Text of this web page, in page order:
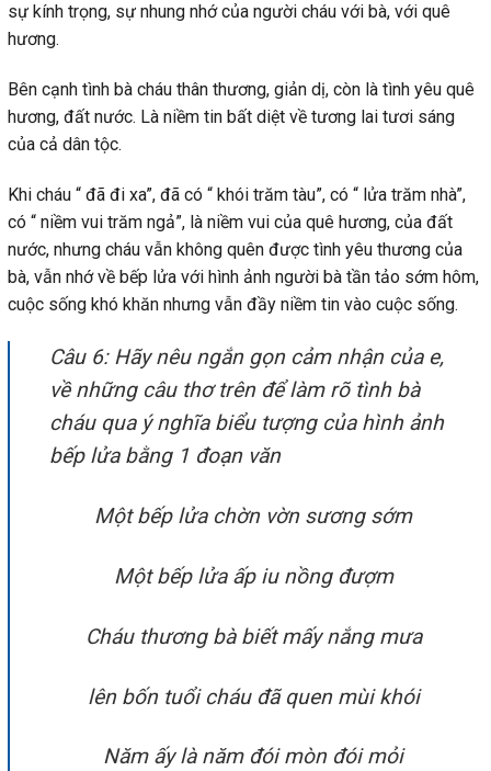
sự kính trọng, sự nhung nhớ của người cháu với bà, với quê
hương.
Bên cạnh tình bà cháu thân thương, giản dị, còn là tình yêu quê
hương, đất nước. Là niềm tin bất diệt về tương lai tươi sáng
của cả dân tộc.
Khi cháu “ đã đi xa”, đã có “ khói trăm tàu”, có “ lửa trăm nhà”,
có “ niềm vui trăm ngả”, là niềm vui của quê hương, của đất
nước, nhưng cháu vẫn không quên được tình yêu thương của
bà, vẫn nhớ về bếp lửa với hình ảnh người bà tần tảo sớm hôm,
cuộc sống khó khăn nhưng vẫn đầy niềm tin vào cuộc sống.
Câu 6: Hãy nêu ngắn gọn cảm nhận của e,
về những câu thơ trên để làm rõ tình bà
cháu qua ý nghĩa biểu tượng của hình ảnh
bếp lửa bằng 1 đoạn văn
Một bếp lửa chờn vờn sương sớm
Một bếp lửa ấp iu nồng đượm
Cháu thương bà biết mấy nắng mưa
lên bốn tuổi cháu đã quen mùi khói
Năm ấy là năm đói mòn đói mỏi